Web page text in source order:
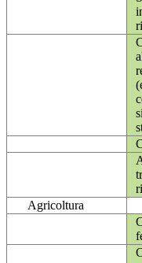
Agricoltura